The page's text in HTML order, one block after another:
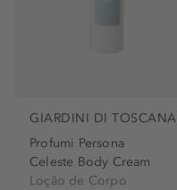
GIARDINI DI TOSCANA
Profumi Persona
Celeste Body Cream
Loção de Corpo